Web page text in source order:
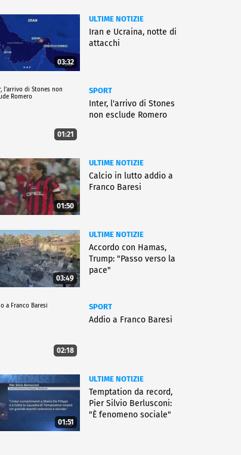
03:32
ULTIME NOTIZIE
Iran e Ucraina, notte di
attacchi
01:21
SPORT
Inter, l'arrivo di Stones
non esclude Romero
01:50
ULTIME NOTIZIE
Calcio in lutto addio a
Franco Baresi
03:49
ULTIME NOTIZIE
Accordo con Hamas,
Trump: "Passo verso la
pace"
02:18
SPORT
Addio a Franco Baresi
01:51
ULTIME NOTIZIE
Temptation da record,
Pier Silvio Berlusconi:
"È fenomeno sociale"